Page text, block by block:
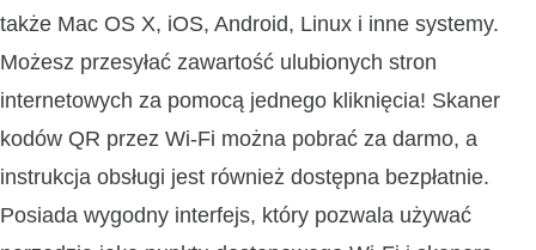
także Mac OS X, iOS, Android, Linux i inne systemy.
Możesz przesyłać zawartość ulubionych stron
internetowych za pomocą jednego kliknięcia! Skaner
kodów QR przez Wi-Fi można pobrać za darmo, a
instrukcja obsługi jest również dostępna bezpłatnie.
Posiada wygodny interfejs, który pozwala używać